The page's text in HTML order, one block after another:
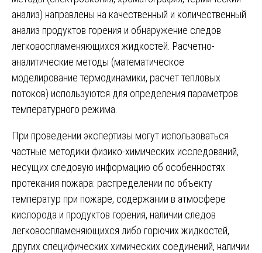
анализ) направлены на качественный и количественный
анализ продуктов горения и обнаружение следов
легковоспламеняющихся жидкостей. Расчетно-
аналитические методы (математическое
моделирование термодинамики, расчет тепловых
потоков) используются для определения параметров
температурного режима.
При проведении экспертизы могут использоваться
частные методики физико-химических исследований,
несущих следовую информацию об особенностях
протекания пожара: распределении по объекту
температур при пожаре, содержании в атмосфере
кислорода и продуктов горения, наличии следов
легковоспламеняющихся либо горючих жидкостей,
других специфических химических соединений, наличии